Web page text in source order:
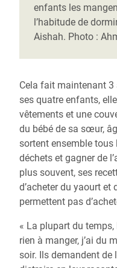
enfants les
l’habitude de
Aishah. Photo :
Cela fait maintenant 3
ses quatre enfants,
vêtements et une
du bébé de sa sœur,
sortent ensemble tous
déchets et gagner de
plus souvent, ses
d’acheter du yaourt et
permettent pas
« La plupart du temps,
rien à manger, j’ai du
soir. Ils demandent de